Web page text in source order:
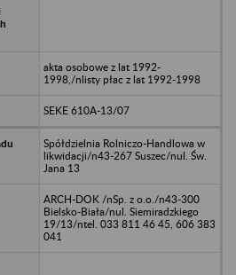
akta osobowe z lat 1992-
1998,/nlisty płac z lat 1992-1998
SEKE 610A-13/07
Spółdzielnia Rolniczo-Handlowa w
likwidacji/n43-267 Suszec/nul. Św.
Jana 13
ARCH-DOK /nSp. z o.o./n43-300
Bielsko-Biała/nul. Siemiradzkiego
19/13/ntel. 033 811 46 45, 606 383
041